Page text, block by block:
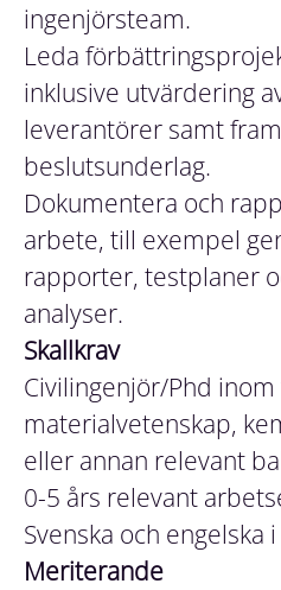
ingenjörsteam.
Leda
inklusive utvärdering
leverantörer samt
beslutsunderlag.
Dokumentera och
arbete, till exempel
rapporter, testplaner
analyser.
Skallkrav
Civilingenjör/Phd inom
materialvetenskap,
eller annan relevant
0-5 års relevant
Svenska och engelska
Meriterande